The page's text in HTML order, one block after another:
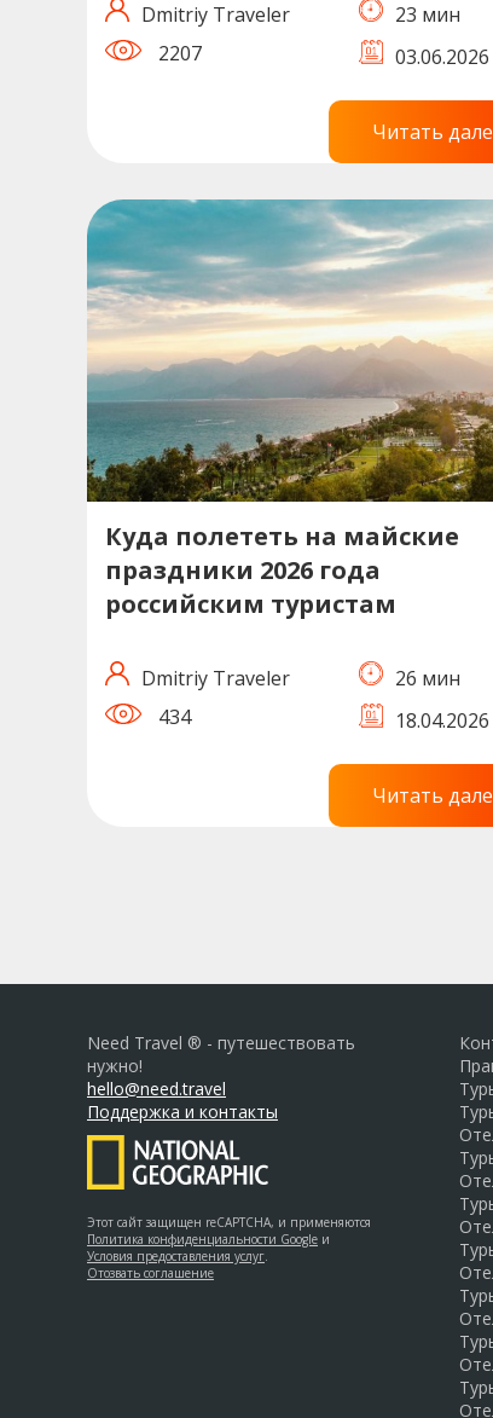
Dmitriy Traveler
23 мин
2207
03.06.2026
Читать
Куда полететь на майские
праздники 2026 года
российским туристам
Dmitriy Traveler
26 мин
434
18.04.2026
Читать
Need Travel ® - путешествовать
нужно!
hello@need.travel
Поддержка и контакты
Этот сайт защищен reCAPTCHA, и применяются
Политика конфиденциальности Google и
Условия предоставления услуг
Отозвать соглашение